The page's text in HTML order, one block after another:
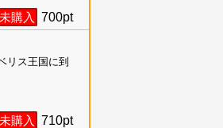
未購入 700pt
リス王国に到
未購入 710pt